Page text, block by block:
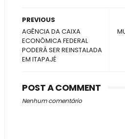
PREVIOUS
AGÊNCIA DA CAIXA
ECONÔMICA FEDERAL
PODERÁ SER REINSTALADA
EM ITAPAJÉ
POST A COMMENT
Nenhum comentário